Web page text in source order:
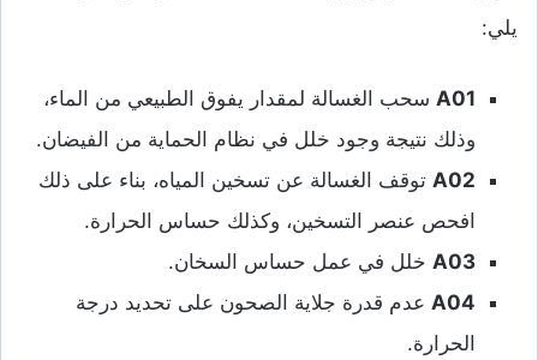
يلي:
A01 سحب الغسالة لمقدار يفوق الطبيعي من الماء،
وذلك نتيجة وجود خلل في نظام الحماية من الفيضان.
A02 توقف الغسالة عن تسخين المياه، بناء على ذلك
افحص عنصر التسخين، وكذلك حساس الحرارة.
A03 خلل في عمل حساس السخان.
A04 عدم قدرة جلاية الصحون على تحديد درجة
الحرارة.